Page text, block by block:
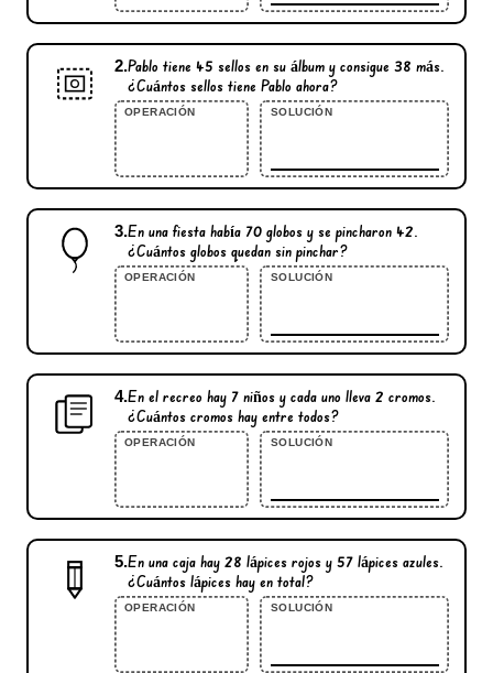
2.Pablo tiene 45 sellos en su álbum y consigue 38 más.
¿Cuántos sellos tiene Pablo ahora?
OPERACIÓN SOLUCIÓN
3.En una fiesta había 70globos y se pincharon 42.
¿Cuántos globos quedan sin pinchar?
OPERACIÓN SOLUCIÓN
4.En el recreo hay 7niños y cada uno lleva 2 cromos.
¿Cuántos cromos hay entre todos?
OPERACIÓN SOLUCIÓN
5.En una caja hay 28 lápices rojos y 57lápices azules.
¿Cuántos lápices hay en total?
OPERACIÓN SOLUCIÓN